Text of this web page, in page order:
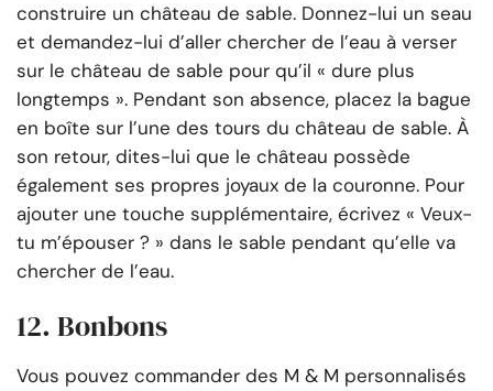
construire un château de sable. Donnez-lui un seau
et demandez-lui d’aller chercher de l’eau à verser
sur le château de sable pour qu’il « dure plus
longtemps ». Pendant son absence, placez la bague
en boîte sur l’une des tours du château de sable. À
son retour, dites-lui que le château possède
également ses propres joyaux de la couronne. Pour
ajouter une touche supplémentaire, écrivez « Veux-
tu m’épouser ? » dans le sable pendant qu’elle va
chercher de l’eau.
12. Bonbons
Vous pouvez commander des M & M personnalisés